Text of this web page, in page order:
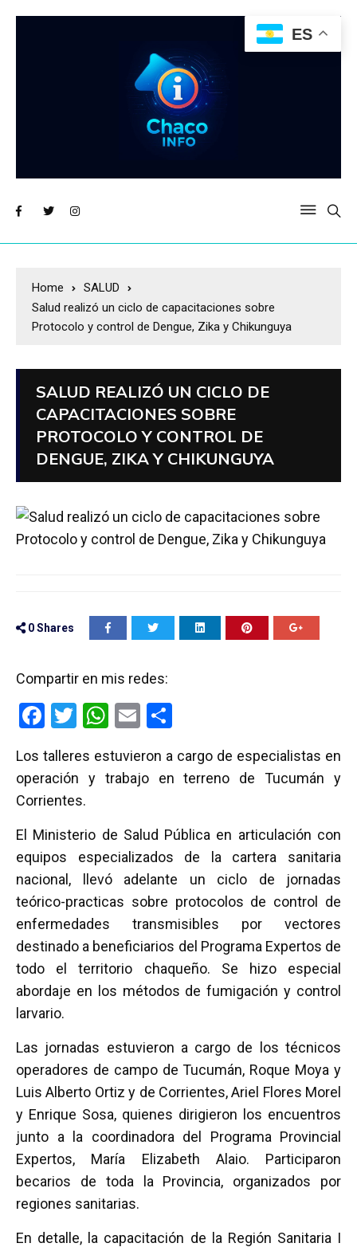
Home
SALUD
Salud realizó un ciclo de capacitaciones sobre
Protocolo y control de Dengue, Zika y Chikunguya
SALUD REALIZÓ UN CICLO DE
CAPACITACIONES SOBRE
PROTOCOLO Y CONTROL DE
DENGUE, ZIKA Y CHIKUNGUYA
0Shares
Compartir en mis redes:
F
ce
b
o
k
T
tt
er
W
at
s
p
p
E
ail m
p
tir
Los talleres estuvieron a cargo de especialistas en
operación y trabajo en terreno de Tucumán y
Corrientes.
El Ministerio de Salud Pública en articulación con
equipos especializados de la cartera sanitaria
nacional, llevó adelante un ciclo de jornadas
teórico-practicas sobre protocolos de control de
enfermedades transmisibles por vectores
destinado a beneficiarios del Programa Expertos de
todo el territorio chaqueño. Se hizo especial
abordaje en los métodos de fumigación y control
larvario.
Las jornadas estuvieron a cargo de los técnicos
operadores de campo de Tucumán, Roque Moya y
Luis Alberto Ortiz y de Corrientes, Ariel Flores Morel
y Enrique Sosa, quienes dirigieron los encuentros
junto a la coordinadora del Programa Provincial
Expertos, María Elizabeth Alaio. Participaron
becarios de toda la Provincia, organizados por
regiones sanitarias.
En detalle, la capacitación de la Región Sanitaria I
ES